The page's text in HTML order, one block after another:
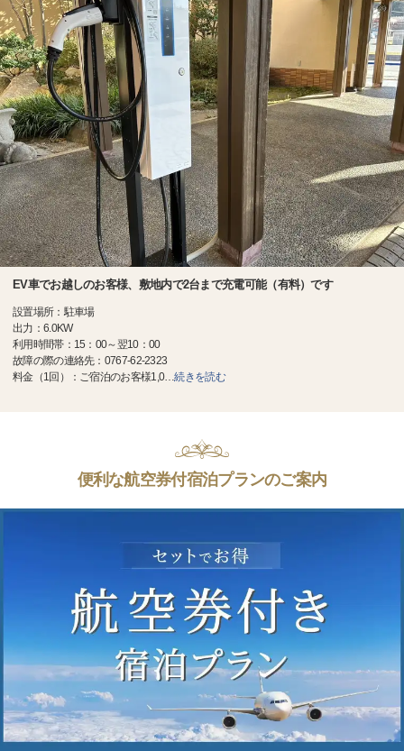
EV車でお越しのお客様、敷地内で2台まで充電可能（有料）です
設置場所：駐車場
出力：6.0KW
利用時間帯：15：00～翌10：00
故障の際の連絡先：0767-62-2323
料金（1回）：ご宿泊のお客様1,0…続きを読む
便利な航空券付宿泊プランのご案内